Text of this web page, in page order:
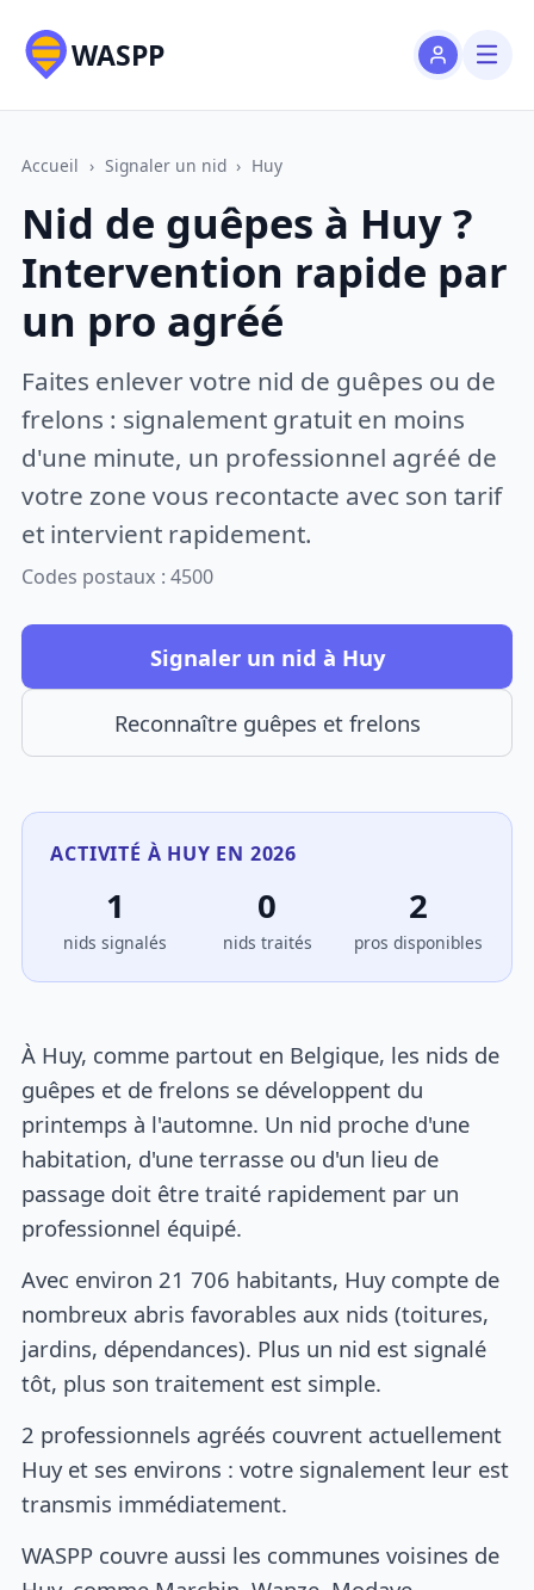
WASPP
Accueil › Signaler un nid › Huy
Nid de guêpes à Huy ?
Intervention rapide par
un pro agréé
Faites enlever votre nid de guêpes ou de
frelons : signalement gratuit en moins
d'une minute, un professionnel agréé de
votre zone vous recontacte avec son tarif
et intervient rapidement.
Codes postaux : 4500
Signaler un nid à Huy
Reconnaître guêpes et frelons
ACTIVITÉ À HUY EN 2026
1
nids signalés
0
nids traités
2
pros disponibles
À Huy, comme partout en Belgique, les nids de
guêpes et de frelons se développent du
printemps à l'automne. Un nid proche d'une
habitation, d'une terrasse ou d'un lieu de
passage doit être traité rapidement par un
professionnel équipé.
Avec environ 21 706 habitants, Huy compte de
nombreux abris favorables aux nids (toitures,
jardins, dépendances). Plus un nid est signalé
tôt, plus son traitement est simple.
2 professionnels agréés couvrent actuellement
Huy et ses environs : votre signalement leur est
transmis immédiatement.
WASPP couvre aussi les communes voisines de